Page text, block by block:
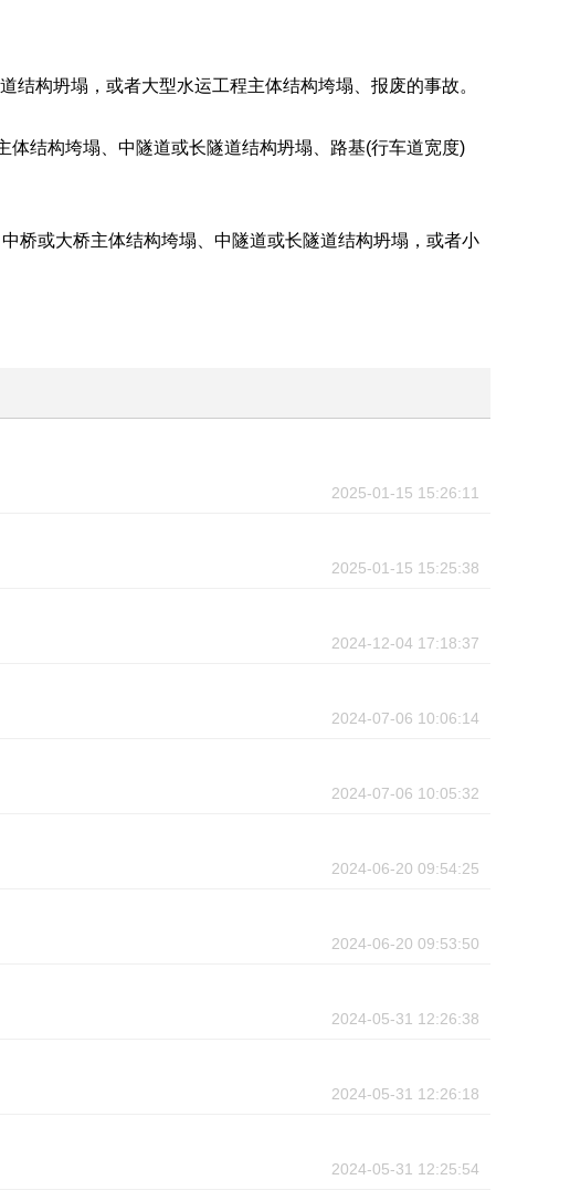
构坍塌，或者大型水运工程主体结构垮塌、报废的事故。
结构垮塌、中隧道或长隧道结构坍塌、路基(行车道宽度)
或大桥主体结构垮塌、中隧道或长隧道结构坍塌，或者小
2025-01-15 15:26:11
2025-01-15 15:25:38
2024-12-04 17:18:37
2024-07-06 10:06:14
2024-07-06 10:05:32
2024-06-20 09:54:25
2024-06-20 09:53:50
2024-05-31 12:26:38
2024-05-31 12:26:18
2024-05-31 12:25:54